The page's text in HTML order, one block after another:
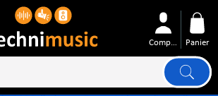
Compte Panier